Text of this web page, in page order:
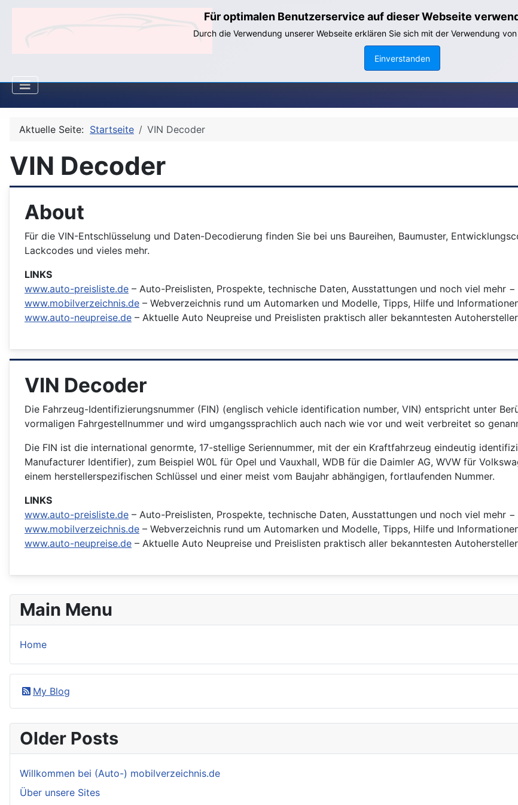
Aktuelle Seite: Startseite VIN Decoder
VIN Decoder
About
Für die VIN-Entschlüsselung und Daten-Decodierung finden Sie bei uns Baureihen, Baumuster,
Lackcodes und vieles mehr.
LINKS
www.auto-preisliste.de – Auto-Preislisten, Prospekte, technische Daten, Ausstattungen und noch viel mehr
www.mobilverzeichnis.de – Webverzeichnis rund um Automarken und Modelle, Tipps, Hilfe und
www.auto-neupreise.de – Aktuelle Auto Neupreise und Preislisten praktisch aller bekanntesten Autohersteller
VIN Decoder
Die Fahrzeug-Identifizierungsnummer (FIN) (englisch vehicle identification number, VIN) entspricht unter
vormaligen Fahrgestellnummer und wird umgangssprachlich auch nach wie vor und weit verbreitet so
Die FIN ist die international genormte, 17-stellige Seriennummer, mit der ein Kraftfahrzeug eindeutig
Manufacturer Identifier), zum Beispiel W0L für Opel und Vauxhall, WDB für die Daimler AG, WVW für
einem herstellerspezifischen Schlüssel und einer meist vom Baujahr abhängigen, fortlaufenden Nummer.
LINKS
www.auto-preisliste.de – Auto-Preislisten, Prospekte, technische Daten, Ausstattungen und noch viel mehr
www.mobilverzeichnis.de – Webverzeichnis rund um Automarken und Modelle, Tipps, Hilfe und
www.auto-neupreise.de – Aktuelle Auto Neupreise und Preislisten praktisch aller bekanntesten Autohersteller
Main Menu
Home
My Blog
Older Posts
Willkommen bei (Auto-) mobilverzeichnis.de
Über unsere Sites
Für optimalen Benutzerservice auf dieser Webseite
Durch die Verwendung unserer Webseite erklären Sie sich mit der Verwendung
Einverstanden